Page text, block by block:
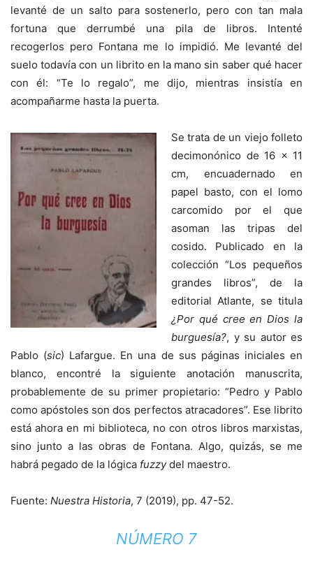
levanté de un salto para sostenerlo, pero con tan mala
fortuna que derrumbé una pila de libros. Intenté
recogerlos pero Fontana me lo impidió. Me levanté del
suelo todavía con un librito en la mano sin saber qué hacer
con él: “Te lo regalo”, me dijo, mientras insistía en
acompañarme hasta la puerta.
Se trata de un viejo folleto
decimonónico de 16 x 11
cm, encuadernado en
papel basto, con el lomo
carcomido por el que
asoman las tripas del
cosido. Publicado en la
colección “Los pequeños
grandes libros”, de la
editorial Atlante, se titula
¿Por qué cree en Dios la
burguesía?, y su autor es
Pablo (sic) Lafargue. En una de sus páginas iniciales en
blanco, encontré la siguiente anotación manuscrita,
probablemente de su primer propietario: “Pedro y Pablo
como apóstoles son dos perfectos atracadores”. Ese librito
está ahora en mi biblioteca, no con otros libros marxistas,
sino junto a las obras de Fontana. Algo, quizás, se me
habrá pegado de la lógica fuzzydel maestro.
Fuente: Nuestra Historia, 7 (2019), pp. 47-52.
NÚMERO 7